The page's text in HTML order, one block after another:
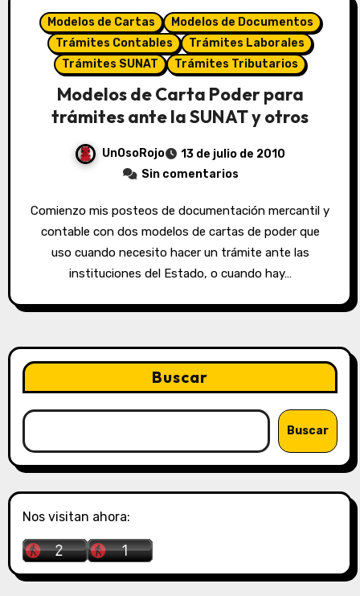
Modelos de Cartas
Modelos de Documentos
Trámites Contables
Trámites Laborales
Trámites SUNAT
Trámites Tributarios
Modelos de Carta Poder para
trámites ante la SUNAT y otros
UnOsoRojo
13 de julio de 2010
Sin comentarios
Comienzo mis posteos de documentación mercantil y
contable con dos modelos de cartas de poder que
uso cuando necesito hacer un trámite ante las
instituciones del Estado, o cuando hay…
Buscar
Buscar
Nos visitan ahora: